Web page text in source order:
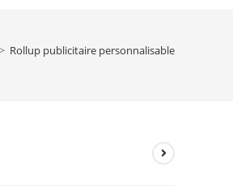
> Rollup publicitaire personnalisable